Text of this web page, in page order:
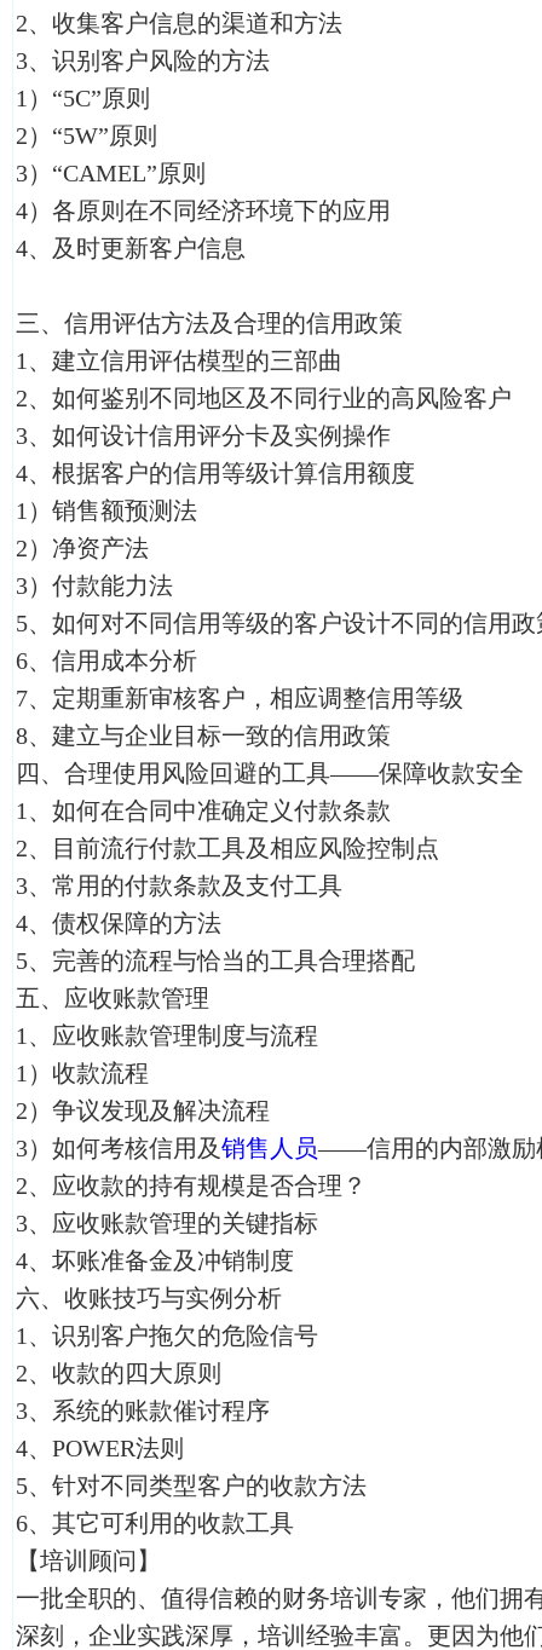
2、收集客户信息的渠道和方法
3、识别客户风险的方法
1）“5C”原则
2）“5W”原则
3）“CAMEL”原则
4）各原则在不同经济环境下的应用
4、及时更新客户信息
三、信用评估方法及合理的信用政策
1、建立信用评估模型的三部曲
2、如何鉴别不同地区及不同行业的高风险客户
3、如何设计信用评分卡及实例操作
4、根据客户的信用等级计算信用额度
1）销售额预测法
2）净资产法
3）付款能力法
5、如何对不同信用等级的客户设计不同的信用政
6、信用成本分析
7、定期重新审核客户，相应调整信用等级
8、建立与企业目标一致的信用政策
四、合理使用风险回避的工具——保障收款安全
1、如何在合同中准确定义付款条款
2、目前流行付款工具及相应风险控制点
3、常用的付款条款及支付工具
4、债权保障的方法
5、完善的流程与恰当的工具合理搭配
五、应收账款管理
1、应收账款管理制度与流程
1）收款流程
2）争议发现及解决流程
3）如何考核信用及销售人员——信用的内部激励
2、应收款的持有规模是否合理？
3、应收账款管理的关键指标
4、坏账准备金及冲销制度
六、收账技巧与实例分析
1、识别客户拖欠的危险信号
2、收款的四大原则
3、系统的账款催讨程序
4、POWER法则
5、针对不同类型客户的收款方法
6、其它可利用的收款工具
【培训顾问】
一批全职的、值得信赖的财务培训专家，他们拥
深刻，企业实践深厚，培训经验丰富。更因为他